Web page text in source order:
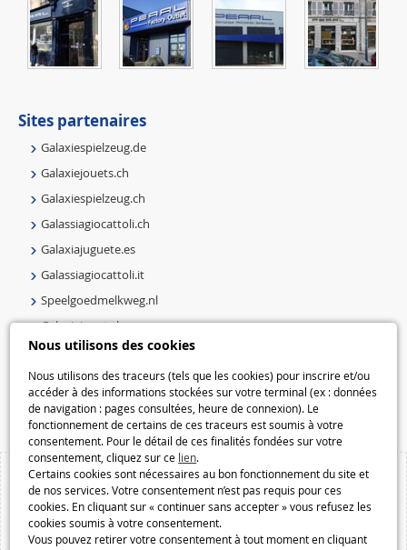
Nous utilisons des cookies
Nous utilisons des traceurs (tels que les cookies) pour inscrire et/ou
accéder à des informations stockées sur votre terminal (ex : données
de navigation : pages consultées, heure de connexion). Le
fonctionnement de certains de ces traceurs est soumis à votre
consentement. Pour le détail de ces finalités fondées sur votre
consentement, cliquez sur ce lien.
Certains cookies sont nécessaires au bon fonctionnement du site et
de nos services. Votre consentement n’est pas requis pour ces
cookies. En cliquant sur « continuer sans accepter » vous refusez les
cookies soumis à votre consentement.
Vous pouvez retirer votre consentement à tout moment en cliquant
Sites partenaires
Galaxiespielzeug.de
Galaxiejouets.ch
Galaxiespielzeug.ch
Galassiagiocattoli.ch
Galaxiajuguete.es
Galassiagiocattoli.it
Speelgoedmelkweg.nl
Galaxiejouets.be
Galaxiespielzeug.be
Speelgoedmelkweg.be
Macway.com